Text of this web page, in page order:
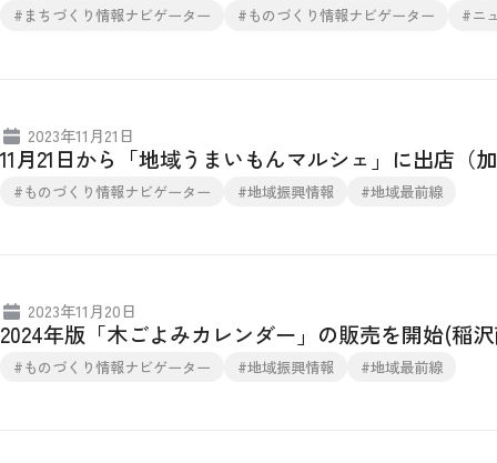
#まちづくり情報ナビゲーター #ものづくり情報ナビゲーター #ニ
2023年11月21日
11月21日から「地域うまいもんマルシェ」に出店（
#ものづくり情報ナビゲーター #地域振興情報 #地域最前線
2023年11月20日
2024年版「木ごよみカレンダー」の販売を開始(稲
#ものづくり情報ナビゲーター #地域振興情報 #地域最前線